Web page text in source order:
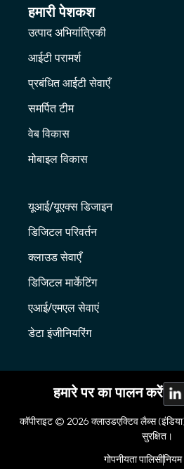
हमारी पेशकश
उत्पाद अभियांत्रिकी
आईटी परामर्श
प्रबंधित आईटी सेवाएँ
समर्पित टीम
वेब विकास
मोबाइल विकास
यूआई/यूएक्स डिजाइन
डिजिटल परिवर्तन
क्लाउड सेवाएँ
डिजिटल मार्केटिंग
एआई/एमएल सेवाएं
डेटा इंजीनियरिंग
हमारे पर का पालन करें
कॉपीराइट © 2026 क्लाउडएक्टिव लैब्स
सुरक्षित।
गोपनीयता पालिसी